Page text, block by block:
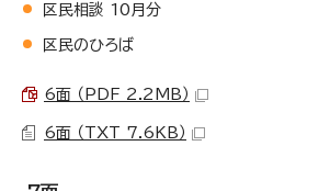
区民相談 10月分
区民のひろば
6面 （PDF 2.2MB）
6面 （TXT 7.6KB）